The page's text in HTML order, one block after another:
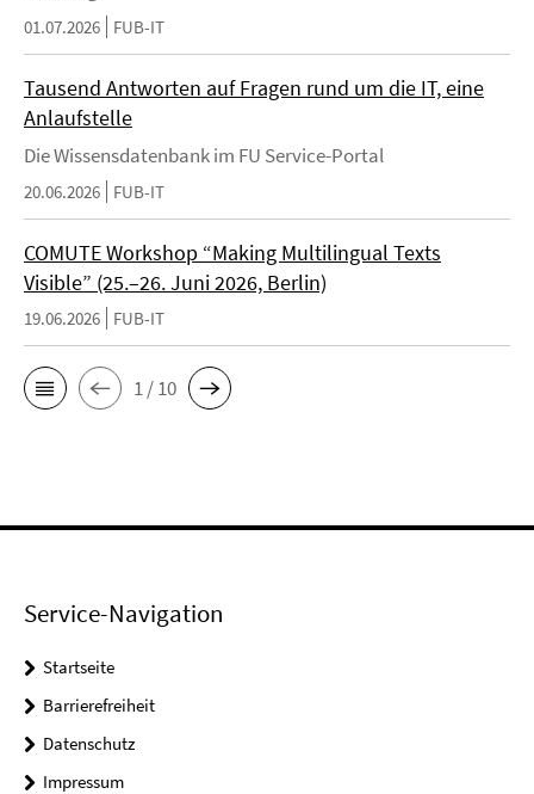
01.07.2026 FUB-IT
Tausend Antworten auf Fragen rund um die IT, eine
Anlaufstelle
Die Wissensdatenbank im FU Service-Portal
20.06.2026 FUB-IT
COMUTE Workshop “Making Multilingual Texts
Visible” (25.–26. Juni 2026, Berlin)
19.06.2026 FUB-IT
1 / 10
Service-Navigation
Startseite
Barrierefreiheit
Datenschutz
Impressum